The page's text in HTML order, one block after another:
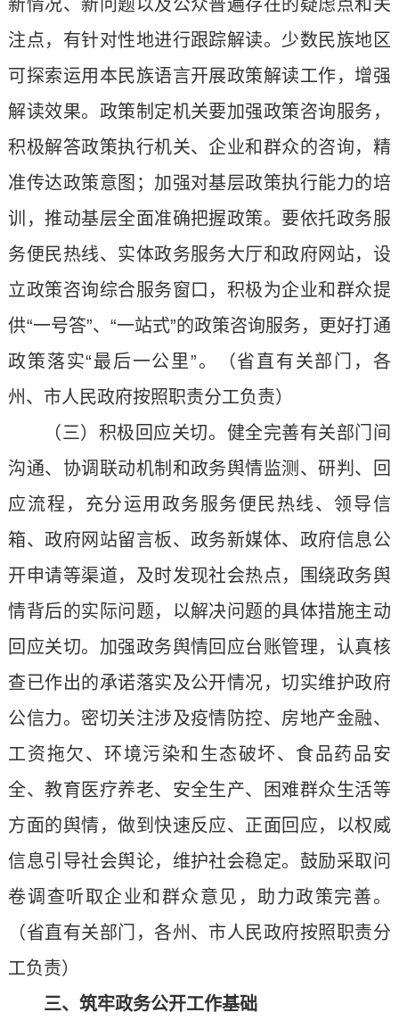
新情况、新问题以及公众普遍存在的疑虑点和关
注点，有针对性地进行跟踪解读。少数民族地区
可探索运用本民族语言开展政策解读工作，增强
解读效果。政策制定机关要加强政策咨询服务，
积极解答政策执行机关、企业和群众的咨询，精
准传达政策意图；加强对基层政策执行能力的培
训，推动基层全面准确把握政策。要依托政务服
务便民热线、实体政务服务大厅和政府网站，设
立政策咨询综合服务窗口，积极为企业和群众提
供“一号答”、“一站式”的政策咨询服务，更好打通
政策落实“最后一公里”。（省直有关部门，各
州、市人民政府按照职责分工负责）
（三）积极回应关切。健全完善有关部门间
沟通、协调联动机制和政务舆情监测、研判、回
应流程，充分运用政务服务便民热线、领导信
箱、政府网站留言板、政务新媒体、政府信息公
开申请等渠道，及时发现社会热点，围绕政务舆
情背后的实际问题，以解决问题的具体措施主动
回应关切。加强政务舆情回应台账管理，认真核
查已作出的承诺落实及公开情况，切实维护政府
公信力。密切关注涉及疫情防控、房地产金融、
工资拖欠、环境污染和生态破坏、食品药品安
全、教育医疗养老、安全生产、困难群众生活等
方面的舆情，做到快速反应、正面回应，以权威
信息引导社会舆论，维护社会稳定。鼓励采取问
卷调查听取企业和群众意见，助力政策完善。
（省直有关部门，各州、市人民政府按照职责分
工负责）
三、筑牢政务公开工作基础